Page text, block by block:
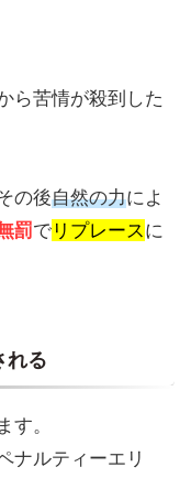
ら苦情が殺到した
の後自然の力によ
罰で リプレース に
れる
す。
ナルティーエリ